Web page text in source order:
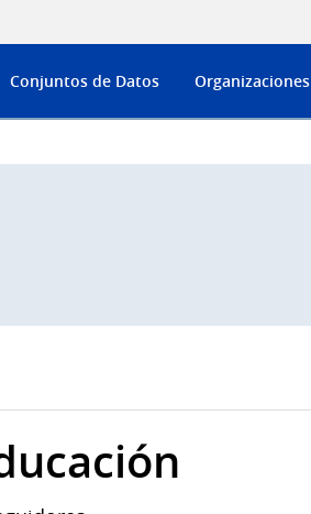
Conjuntos de Datos Organizaciones